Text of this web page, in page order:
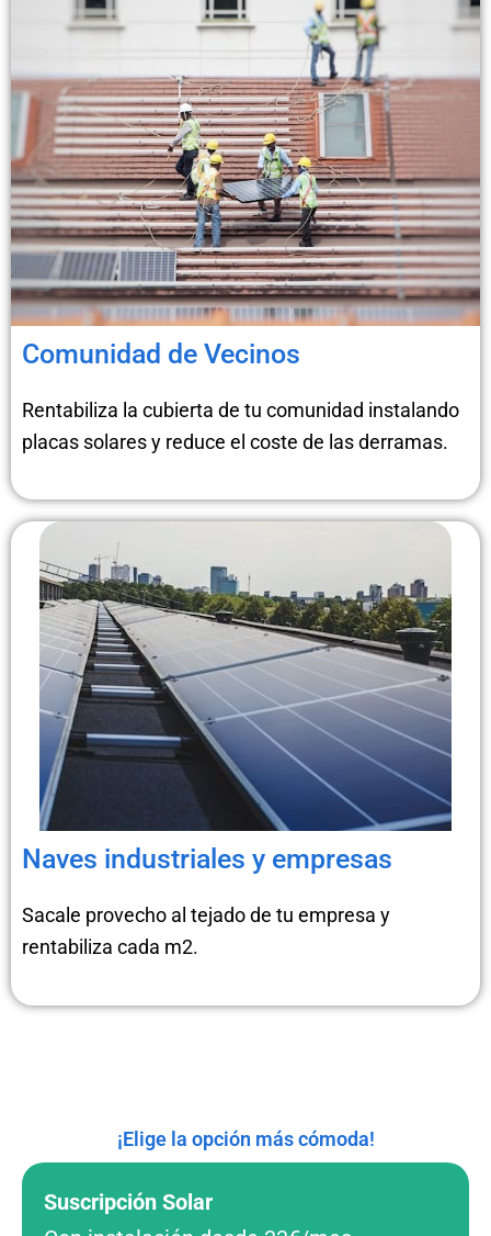
Comunidad de Vecinos
Rentabiliza la cubierta de tu comunidad instalando
placas solares y reduce el coste de las derramas.
Naves industriales y empresas
Sacale provecho al tejado de tu empresa y
rentabiliza cada m2.
¡Elige la opción más cómoda!
Suscripción Solar